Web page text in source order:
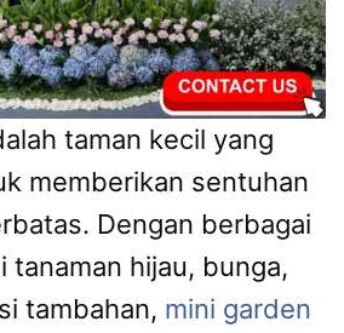
taman kecil yang
memberikan sentuhan
Dengan berbagai
tanaman hijau, bunga,
tambahan, mini garden